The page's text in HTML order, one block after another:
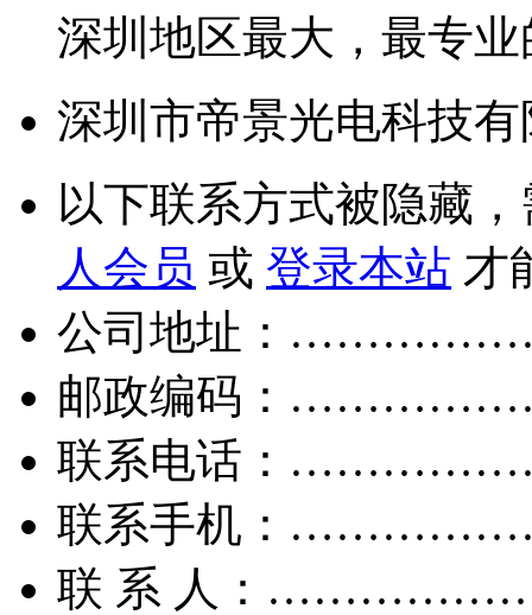
深圳地区最大，最专业
深圳市帝景光电科技
以下联系方式被隐藏
人会员 或 登录本站 才
公司地址：
邮政编码：
联系电话：
联系手机：
联 系 人：